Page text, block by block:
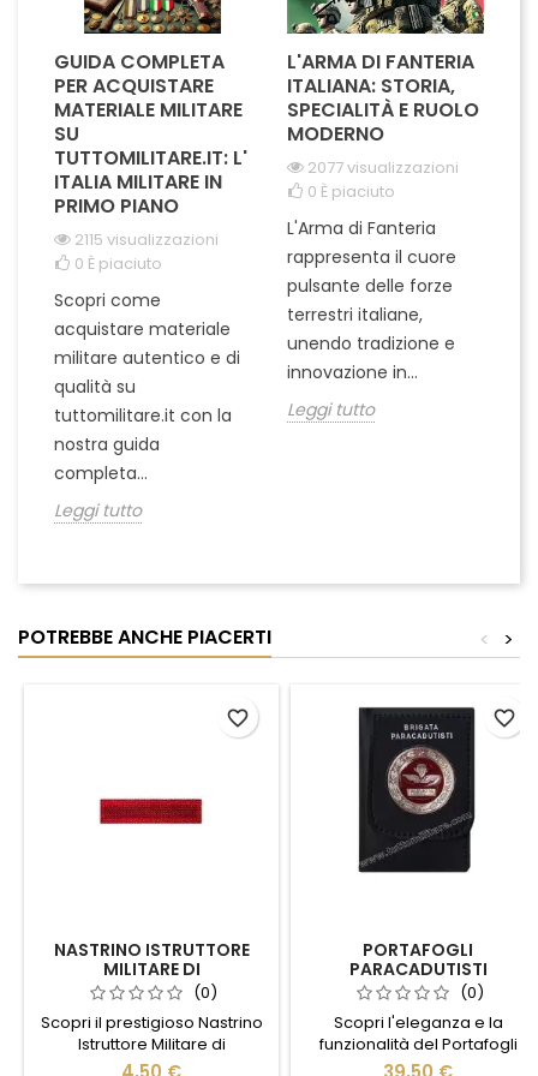
GUIDA COMPLETA
PER ACQUISTARE
MATERIALE MILITARE
SU
TUTTOMILITARE.IT: L'
ITALIA MILITARE IN
PRIMO PIANO
2115 visualizzazioni
0 È piaciuto
Scopri come
acquistare materiale
militare autentico e di
qualità su
tuttomilitare.it con la
nostra guida
completa...
Leggi tutto
L'ARMA DI FANTERIA
ITALIANA: STORIA,
SPECIALITÀ E RUOLO
MODERNO
2077 visualizzazioni
0 È piaciuto
L'Arma di Fanteria
rappresenta il cuore
pulsante delle forze
terrestri italiane,
unendo tradizione e
innovazione in...
Leggi tutto
POTREBBE ANCHE PIACERTI >
<
NASTRINO ISTRUTTORE
MILITARE DI
PARACADUTISMO
(0)
Scopri il prestigioso Nastrino
Istruttore Militare di
Paracadutismo, simbolo di
favorite_border
PORTAFOGLI
PARACADUTISTI
(0)
Scopri l'eleganza e la
funzionalità del Portafogli
Paracadutisti, un accessorio
favorite_border